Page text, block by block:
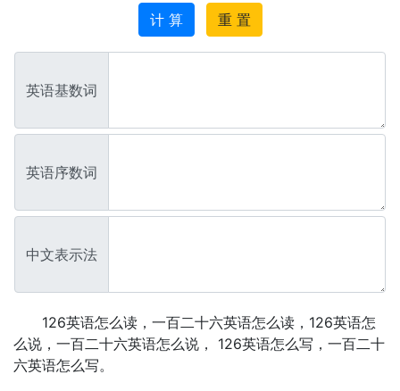
计 算 重 置
英语基数词
英语序数词
中文表示法
126英语怎么读，一百二十六英语怎么读，126英语怎
么说，一百二十六英语怎么说， 126英语怎么写，一百二十
六英语怎么写。